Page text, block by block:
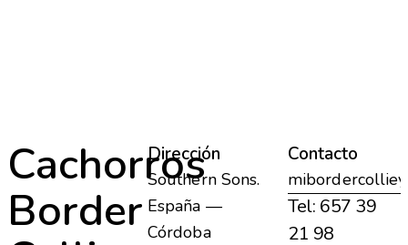
Cachorros
Border
Dirección
Southern Sons.
España —
Córdoba
Contacto
Tel: 657 39
21 98